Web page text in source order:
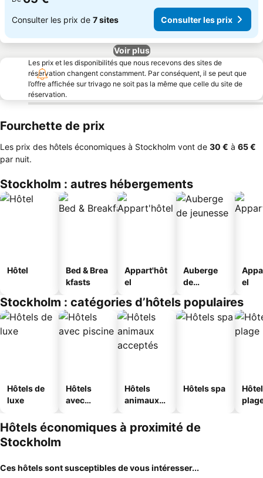
Consulter les prix de 7 sites Consulter les prix
Voir plus
Les prix et les disponibilités que nous recevons des sites de
réservation changent constamment. Par conséquent, il se peut que
l’offre affichée sur trivago ne soit pas la même que celle du site de
réservation.
Fourchette de prix
Les prix des hôtels économiques à Stockholm vont de ‎30 € à ‎65 €
par nuit.
Stockholm : autres hébergements
Hôtel
Bed & Brea
kfasts
Appart'hôt
el
Auberge
de
el
Stockholm : catégories d’hôtels populaires
Hôtels de
luxe
Hôtels
avec
Hôtels
animaux
Hôtels spa
Hôtels économiques à proximité de
Stockholm
Ces hôtels sont susceptibles de vous intéresser...